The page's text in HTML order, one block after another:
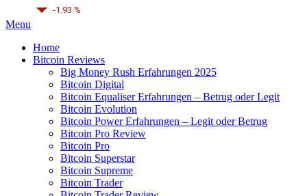
-1.93 %
Menu
Home
Bitcoin Reviews
Big Money Rush Erfahrungen 2025
Bitcoin Digital
Bitcoin Equaliser Erfahrungen – Betrug oder Legit
Bitcoin Evolution
Bitcoin Power Erfahrungen – Legit oder Betrug
Bitcoin Pro Review
Bitcoin Pro
Bitcoin Superstar
Bitcoin Supreme
Bitcoin Trader